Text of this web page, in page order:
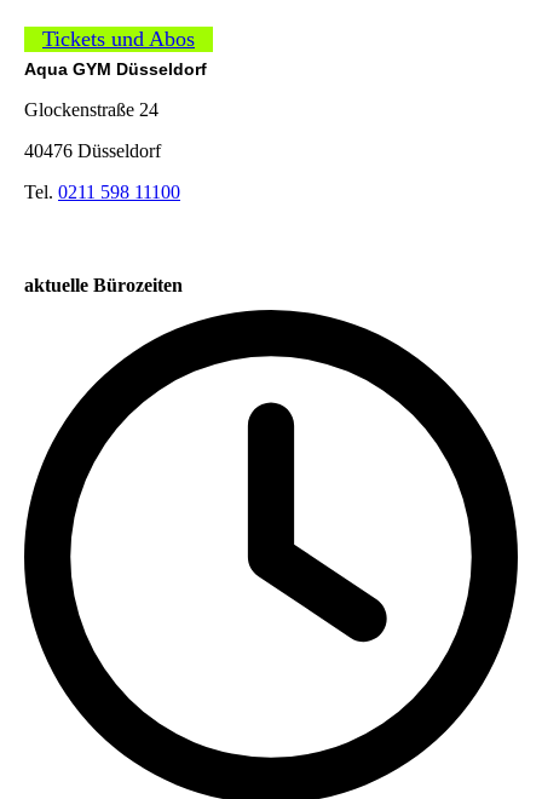
Tickets und Abos
Aqua GYM Düsseldorf
Glockenstraße 24
40476 Düsseldorf
Tel. 0211 598 11100
aktuelle Bürozeiten